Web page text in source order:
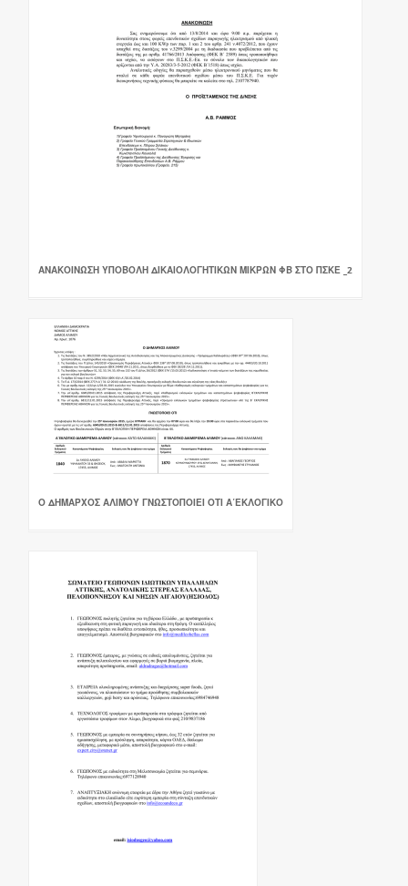
ΑΝΑΚΟΙΝΩΣΗ ΥΠΟΒΟΛΗ ΔΙΚΑΙΟΛΟΓΗΤΙΚΩΝ ΜΙΚΡΩΝ ΦΒ ΣΤΟ ΠΣΚΕ _2
Ο ΔΗΜΑΡΧΟΣ ΑΛΙΜΟΥ ΓΝΩΣΤΟΠΟΙΕΙ ΟΤΙ Α΄ΕΚΛΟΓΙΚΟ